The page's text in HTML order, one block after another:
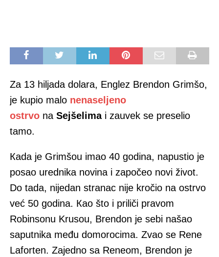
Za 13 hiljada dolara, Englez Brendon Grimšo,
je kupio malo nenaseljeno
ostrvo na Sejšelimai zauvek se preselio
tamo.
Кada je Grimšou imao 40 godina, napustio je
posao urednika novina i započeo novi život.
Do tada, nijedan stranac nije kročio na ostrvo
već 50 godina. Кao što i priliči pravom
Robinsonu Krusou, Brendon je sebi našao
saputnika među domorocima. Zvao se Rene
Laforten. Zajedno sa Reneom, Brendon je